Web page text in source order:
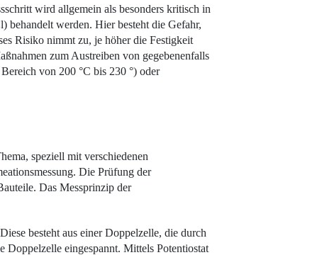
wird allgemein als besonders kritisch in
behandelt werden. Hier besteht die Gefahr,
Risiko nimmt zu, je höher die Festigkeit
zum Austreiben von gegebenenfalls
von 200 °C bis 230 °) oder
speziell mit verschiedenen
Die Prüfung der
Das Messprinzip der
besteht aus einer Doppelzelle, die durch
Doppelzelle eingespannt. Mittels Potentiostat